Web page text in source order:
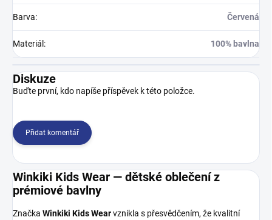
Barva: Červená
Materiál : 100% bavlna
Diskuze
Buďte první, kdo napíše příspěvek k této položce.
Přidat komentář
Winkiki Kids Wear — dětské oblečení z
prémiové bavlny
Značka Winkiki Kids Wearvznikla s přesvědčením, že kvalitní